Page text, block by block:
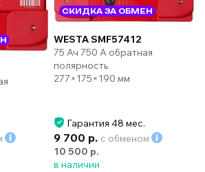
СКИДКА ЗА ОБМЕН
WESTA SMF57412
75 Ач 750 А обратная
полярность
277×175×190 мм
Гарантия 48 мес.
9 700 р. с обменом
10 500 р.
в наличии